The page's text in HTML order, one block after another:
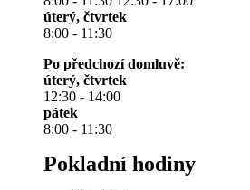
úterý, čtvrtek
8:00 - 11:30
Po předchozí domluvě:
úterý, čtvrtek
12:30 - 14:00
pátek
8:00 - 11:30
Pokladní hodiny